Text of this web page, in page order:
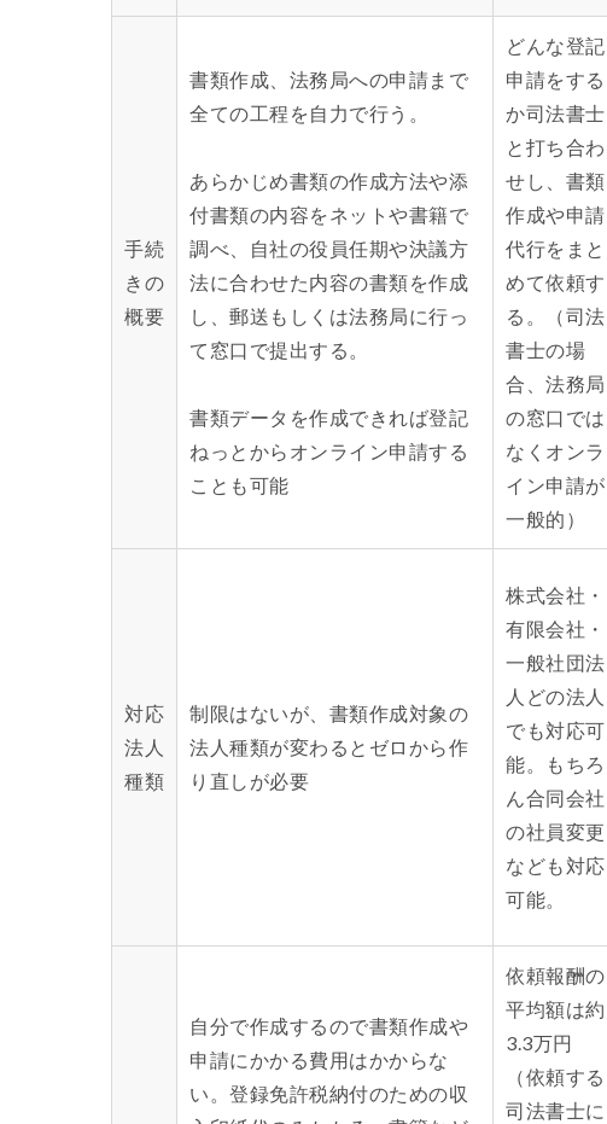
手続
きの
概要
書類作成、法務局への申請まで
全ての工程を自力で行う。
あらかじめ書類の作成方法や添
付書類の内容をネットや書籍で
調べ、自社の役員任期や決議方
法に合わせた内容の書類を作成
し、郵送もしくは法務局に行っ
て窓口で提出する。
書類データを作成できれば登記
ねっとからオンライン申請する
ことも可能
どんな登記
申請をする
か司法書士
と打ち合わ
せし、書類
作成や申請
代行をまと
めて依頼す
る。（司法
書士の場
合、法務局
の窓口では
なくオンラ
イン申請が
一般的）
対応
法人
種類
制限はないが、書類作成対象の
法人種類が変わるとゼロから作
り直しが必要
株式会社・
有限会社・
一般社団法
人どの法人
でも対応可
能。もちろ
ん合同会社
の社員変更
なども対応
可能。
自分で作成するので書類作成や
申請にかかる費用はかからな
い。登録免許税納付のための収
依頼報酬の
平均額は約
3.3万円
（依頼する
司法書士に